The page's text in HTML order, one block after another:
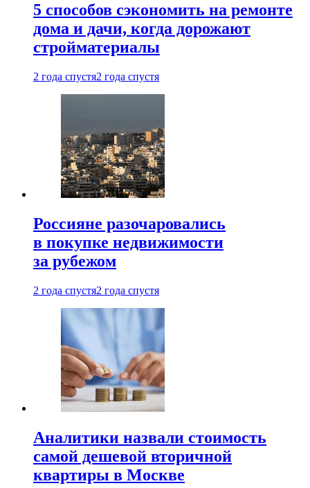
5 способов сэкономить на ремонте
дома и дачи, когда дорожают
стройматериалы
2 года спустя2 года спустя
Россияне разочаровались
в покупке недвижимости
за рубежом
2 года спустя2 года спустя
Аналитики назвали стоимость
самой дешевой вторичной
квартиры в Москве